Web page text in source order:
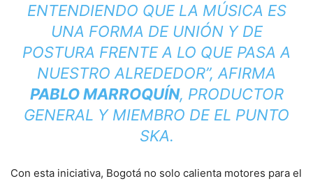
ENTENDIENDO QUE LA MÚSICA ES
UNA FORMA DE UNIÓN Y DE
POSTURA FRENTE A LO QUE PASA A
NUESTRO ALREDEDOR”, AFIRMA
PABLO MARROQUÍN, PRODUCTOR
GENERAL Y MIEMBRO DE EL PUNTO
SKA.
Con esta iniciativa, Bogotá no solo calienta motores para el